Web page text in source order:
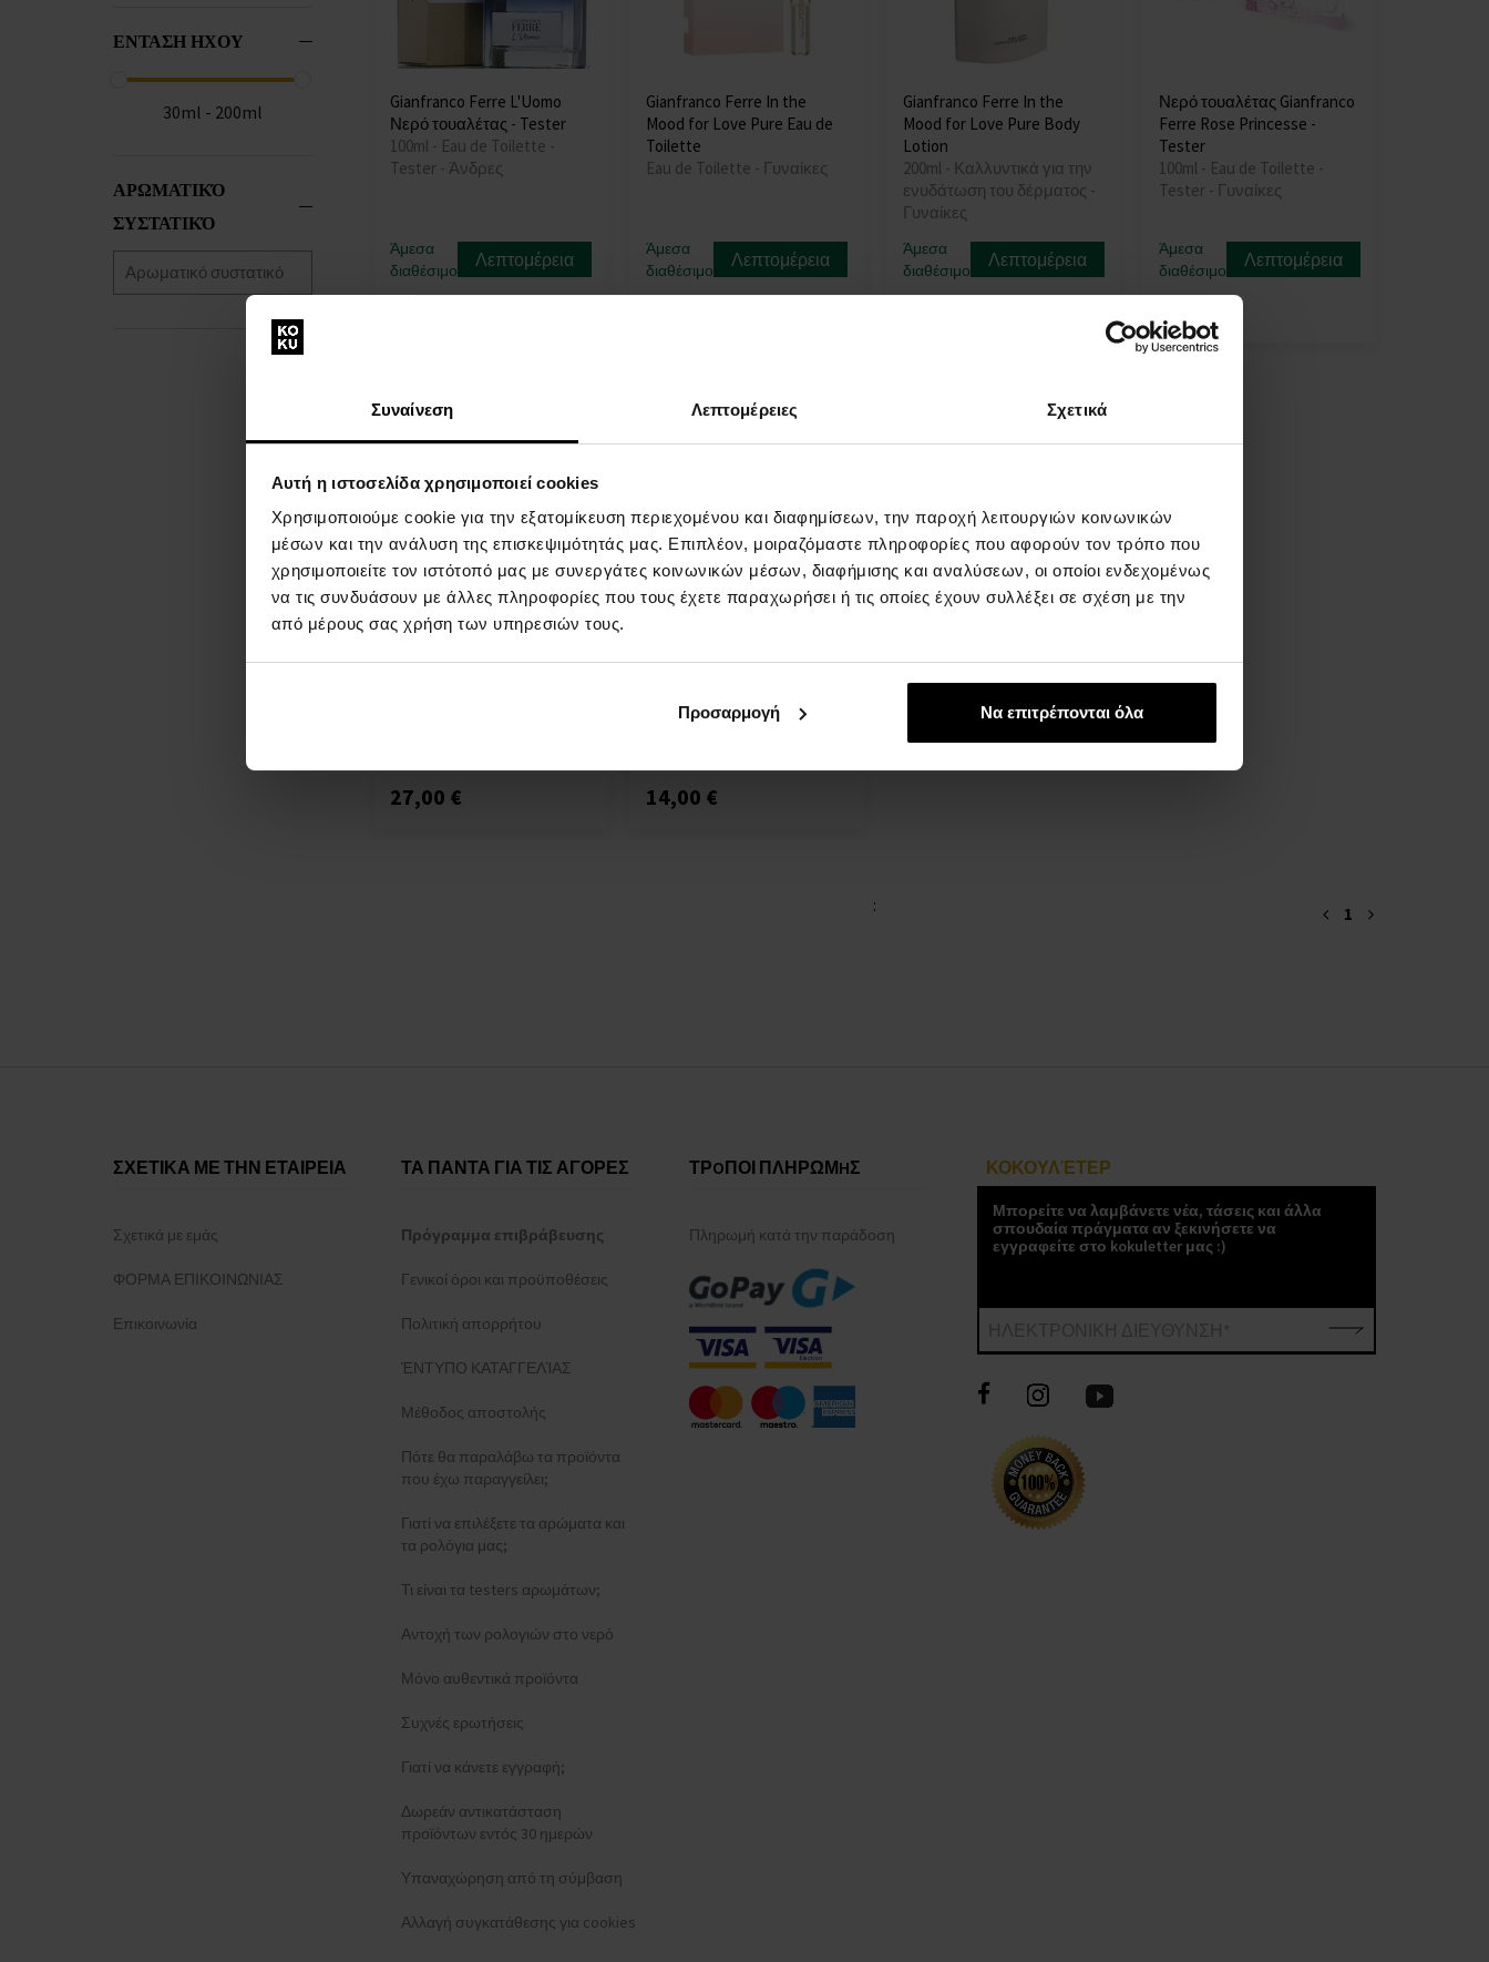
Συναίνεση Λεπτομέρειες Σχετικά
Αυτή η ιστοσελίδα χρησιμοποιεί cookies
Χρησιμοποιούμε cookie για την εξατομίκευση περιεχομένου και διαφημίσεων, την παροχή λειτουργιών κοινωνικών
μέσων και την ανάλυση της επισκεψιμότητάς μας. Επιπλέον, μοιραζόμαστε πληροφορίες που αφορούν τον τρόπο που
χρησιμοποιείτε τον ιστότοπό μας με συνεργάτες κοινωνικών μέσων, διαφήμισης και αναλύσεων, οι οποίοι ενδεχομένως
να τις συνδυάσουν με άλλες πληροφορίες που τους έχετε παραχωρήσει ή τις οποίες έχουν συλλέξει σε σχέση με την
από μέρους σας χρήση των υπηρεσιών τους.
Προσαρμογή Να επιτρέπονται όλα
ΕΝΤΑΣΗ ΗΧΟΥ
30ml - 200ml
ΑΡΩΜΑΤΙΚΌ
ΣΥΣΤΑΤΙΚΌ
Gianfranco Ferre L'Uomo
Νερό τουαλέτας - Tester
100ml - Eau de Toilette -
Tester - Άνδρες
Άμεσα
διαθέσιμο
Λεπτομέρεια
Gianfranco Ferre In the
Mood for Love Pure Eau de
Toilette
Eau de Toilette - Γυναίκες
Άμεσα
διαθέσιμο
Λεπτομέρεια
Gianfranco Ferre In the
Mood for Love Pure Body
Lotion
200ml - Καλλυντικά για την
ενυδάτωση του δέρματος -
Γυναίκες
Άμεσα
διαθέσιμο
Λεπτομέρεια
Νερό τουαλέτας Gianfranco
Ferre Rose Princesse -
Tester
100ml - Eau de Toilette -
Tester - Γυναίκες
Άμεσα
διαθέσιμο
Λεπτομέρεια
Gianfranco Ferre Blooming
Rose Eau de Toilette -
27,00 €
Gianfranco Ferre Fougere
14,00 €
: 1
ΣΧΕΤΙΚΑ ΜΕ ΤΗΝ ΕΤΑΙΡΕΙΑ
Σχετικά με εμάς
ΦΟΡΜΑ ΕΠΙΚΟΙΝΩΝΙΑΣ
Επικοινωνία
ΤΑ ΠΑΝΤΑ ΓΙΑ ΤΙΣ ΑΓΟΡΕΣ
Πρόγραμμα επιβράβευσης
Γενικοί όροι και προϋποθέσεις
Πολιτική απορρήτου
ΈΝΤΥΠΟ ΚΑΤΑΓΓΕΛΊΑΣ
Μέθοδος αποστολής
Πότε θα παραλάβω τα προϊόντα
που έχω παραγγείλει;
Γιατί να επιλέξετε τα αρώματα και
τα ρολόγια μας;
Τι είναι τα testers αρωμάτων;
Αντοχή των ρολογιών στο νερό
Μόνο αυθεντικά προϊόντα
Συχνές ερωτήσεις
Γιατί να κάνετε εγγραφή;
Δωρεάν αντικατάσταση
προϊόντων εντός 30 ημερών
Υπαναχώρηση από τη σύμβαση
Αλλαγή συγκατάθεσης για cookies
ΤΡOΠΟΙ ΠΛΗΡΩΜHΣ
Πληρωμή κατά την παράδοση
ΚΟΚΟΥΛΈΤΕΡ
Μπορείτε να λαμβάνετε νέα, τάσεις και άλλα
σπουδαία πράγματα αν ξεκινήσετε να
εγγραφείτε στο kokuletter μας :)